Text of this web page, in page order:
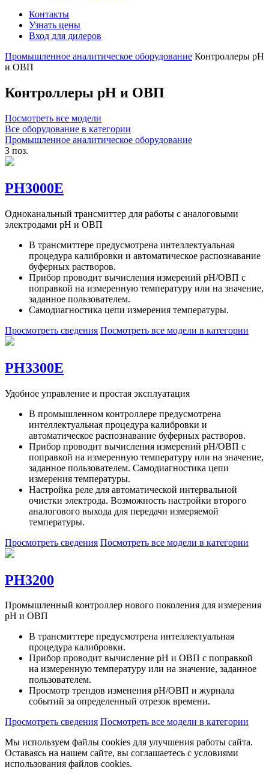
Контакты
Узнать цены
Вход для дилеров
Промышленное аналитическое оборудование Контроллеры рН
и ОВП
Контроллеры рН и ОВП
Посмотреть все модели
Все оборудование в категории
Промышленное аналитическое оборудование
3 поз.
PH3000E
Одноканальный трансмиттер для работы с аналоговыми
электродами рН и ОВП
В трансмиттере предусмотрена интеллектуальная
процедура калибровки и автоматическое распознавание
буферных растворов.
Прибор проводит вычисления измерений рН/ОВП с
поправкой на измеренную температуру или на значение,
заданное пользователем.
Самодиагностика цепи измерения температуры.
Просмотреть сведения Посмотреть все модели в категории
PH3300E
Удобное управление и простая эксплуатация
В промышленном контроллере предусмотрена
интеллектуальная процедура калибровки и
автоматическое распознавание буферных растворов.
Прибор проводит вычисления измерений рН/ОВП с
поправкой на измеренную температуру или на значение,
заданное пользователем. Самодиагностика цепи
измерения температуры.
Настройка реле для автоматической интервальной
очистки электрода. Возможность настройки второго
аналогового выхода для передачи измеряемой
температуры.
Просмотреть сведения Посмотреть все модели в категории
PH3200
Промышленный контроллер нового поколения для измерения
pH и ОВП
В трансмиттере предусмотрена интеллектуальная
процедура калибровки.
Прибор проводит вычисление pH и ОВП с поправкой
на измеренную температуру или на значение, заданное
пользователем.
Просмотр трендов изменения pH/ОВП и журнала
событий за определенный отрезок времени.
Просмотреть сведения Посмотреть все модели в категории
Мы используем файлы cookies для улучшения работы сайта.
Оставаясь на нашем сайте, вы соглашаетесь с условиями
использования файлов cookies.